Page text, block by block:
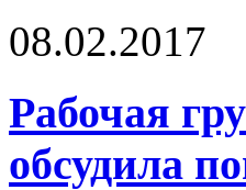
08.02.2017
Рабочая
обсудила